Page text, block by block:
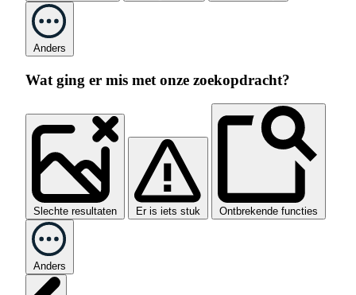
Anders
Wat ging er mis met onze zoekopdracht?
Slechte resultaten Er is iets stuk Ontbrekende functies
Anders